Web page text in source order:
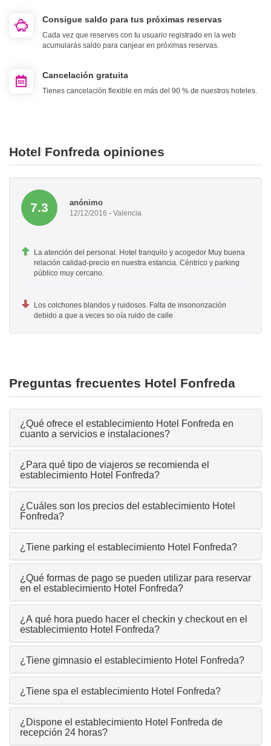
Consigue saldo para tus próximas reservas
Cada vez que reserves con tu usuario registrado en la web
acumularás saldo para canjear en próximas reservas.
Cancelación gratuita
Tienes cancelación flexible en más del 90 % de nuestros hoteles.
Hotel Fonfreda opiniones
7.3 anónimo
12/12/2016 - Valencia
La atención del personal. Hotel tranquilo y acogedor Muy buena
relación calidad-precio en nuestra estancia. Céntrico y parking
público muy cercano.
Los colchones blandos y ruidosos. Falta de insonorización
debido a que a veces so oía ruido de calle
Preguntas frecuentes Hotel Fonfreda
¿Qué ofrece el establecimiento Hotel Fonfreda en
cuanto a servicios e instalaciones?
¿Para qué tipo de viajeros se recomienda el
establecimiento Hotel Fonfreda?
¿Cuáles son los precios del establecimiento Hotel
Fonfreda?
¿Tiene parking el establecimiento Hotel Fonfreda?
¿Qué formas de pago se pueden utilizar para reservar
en el establecimiento Hotel Fonfreda?
¿A qué hora puedo hacer el checkin y checkout en el
establecimiento Hotel Fonfreda?
¿Tiene gimnasio el establecimiento Hotel Fonfreda?
¿Tiene spa el establecimiento Hotel Fonfreda?
¿Dispone el establecimiento Hotel Fonfreda de
recepción 24 horas?